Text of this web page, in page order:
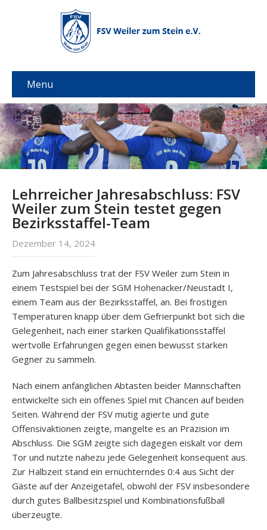
Menu
Lehrreicher Jahresabschluss: FSV
Weiler zum Stein testet gegen
Bezirksstaffel-Team
Dezember 14, 2024
Zum Jahresabschluss trat der FSV Weiler zum Stein in
einem Testspiel bei der SGM Hohenacker/Neustadt I,
einem Team aus der Bezirksstaffel, an. Bei frostigen
Temperaturen knapp über dem Gefrierpunkt bot sich die
Gelegenheit, nach einer starken Qualifikationsstaffel
wertvolle Erfahrungen gegen einen bewusst starken
Gegner zu sammeln.
Nach einem anfänglichen Abtasten beider Mannschaften
entwickelte sich ein offenes Spiel mit Chancen auf beiden
Seiten. Während der FSV mutig agierte und gute
Offensivaktionen zeigte, mangelte es an Präzision im
Abschluss. Die SGM zeigte sich dagegen eiskalt vor dem
Tor und nutzte nahezu jede Gelegenheit konsequent aus.
Zur Halbzeit stand ein ernüchterndes 0:4 aus Sicht der
Gäste auf der Anzeigetafel, obwohl der FSV insbesondere
durch gutes Ballbesitzspiel und Kombinationsfußball
überzeugte.